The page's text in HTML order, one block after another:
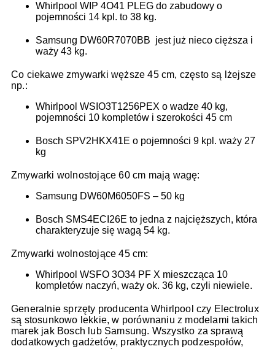
Whirlpool WIP 4O41 PLEG do zabudowy o
pojemności 14 kpl. to 38 kg.
Samsung DW60R7070BB jest już nieco cięższa i
waży 43 kg.
Co ciekawe zmywarki węższe 45 cm, często są lżejsze
np.:
Whirlpool WSIO3T1256PEX o wadze 40 kg,
pojemności 10 kompletów i szerokości 45 cm
Bosch SPV2HKX41E o pojemności 9 kpl. waży 27
kg
Zmywarki wolnostojące 60 cm mają wagę:
Samsung DW60M6050FS – 50 kg
Bosch SMS4ECI26E to jedna z najcięższych, która
charakteryzuje się wagą 54 kg.
Zmywarki wolnostojące 45 cm:
Whirlpool WSFO 3O34 PF X mieszcząca 10
kompletów naczyń, waży ok. 36 kg, czyli niewiele.
Generalnie sprzęty producenta Whirlpool czy Electrolux
są stosunkowo lekkie, w porównaniu z modelami takich
marek jak Bosch lub Samsung. Wszystko za sprawą
dodatkowych gadżetów, praktycznych podzespołów,